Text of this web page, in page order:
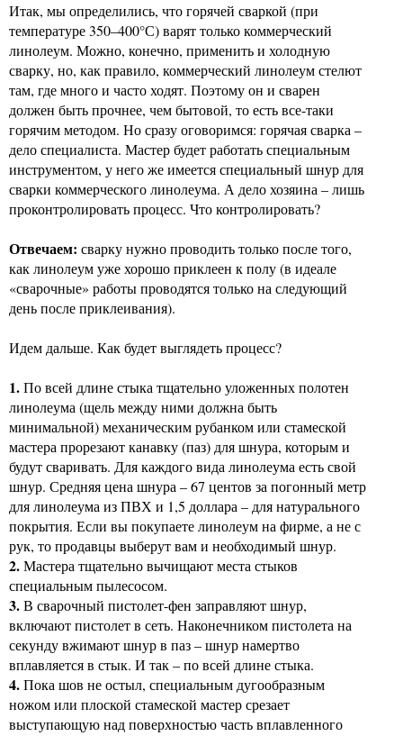
Итак, мы определились, что горячей сваркой (при
температуре 350–400°С) варят только коммерческий
линолеум. Можно, конечно, применить и холодную
сварку, но, как правило, коммерческий линолеум стелют
там, где много и часто ходят. Поэтому он и сварен
должен быть прочнее, чем бытовой, то есть все-таки
горячим методом. Но сразу оговоримся: горячая сварка –
дело специалиста. Мастер будет работать специальным
инструментом, у него же имеется специальный шнур для
сварки коммерческого линолеума. А дело хозяина – лишь
проконтролировать процесс. Что контролировать?
Отвечаем: сварку нужно проводить только после того,
как линолеум уже хорошо приклеен к полу (в идеале
«сварочные» работы проводятся только на следующий
день после приклеивания).
Идем дальше. Как будет выглядеть процесс?
1.По всей длине стыка тщательно уложенных полотен
линолеума (щель между ними должна быть
минимальной) механическим рубанком или стамеской
мастера прорезают канавку (паз) для шнура, которым и
будут сваривать. Для каждого вида линолеума есть свой
шнур. Средняя цена шнура – 67 центов за погонный метр
для линолеума из ПВХ и 1,5 доллара – для натурального
покрытия. Если вы покупаете линолеум на фирме, а не с
рук, то продавцы выберут вам и необходимый шнур.
2.Мастера тщательно вычищают места стыков
специальным пылесосом.
3.В сварочный пистолет-фен заправляют шнур,
включают пистолет в сеть. Наконечником пистолета на
секунду вжимают шнур в паз – шнур намертво
вплавляется в стык. И так – по всей длине стыка.
4.Пока шов не остыл, специальным дугообразным
ножом или плоской стамеской мастер срезает
выступающую над поверхностью часть вплавленного